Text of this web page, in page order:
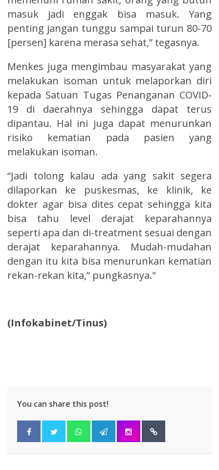
masuk jadi enggak bisa masuk. Yang
penting jangan tunggu sampai turun 80-70
[persen] karena merasa sehat,” tegasnya.
Menkes juga mengimbau masyarakat yang
melakukan isoman untuk melaporkan diri
kepada Satuan Tugas Penanganan COVID-
19 di daerahnya sehingga dapat terus
dipantau. Hal ini juga dapat menurunkan
risiko kematian pada pasien yang
melakukan isoman.
“Jadi tolong kalau ada yang sakit segera
dilaporkan ke puskesmas, ke klinik, ke
dokter agar bisa dites cepat sehingga kita
bisa tahu level derajat keparahannya
seperti apa dan di-treatment sesuai dengan
derajat keparahannya. Mudah-mudahan
dengan itu kita bisa menurunkan kematian
rekan-rekan kita,” pungkasnya."
(Infokabinet/Tinus)
You can share this post!